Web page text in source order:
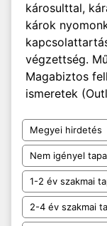
károsulttal,
károk
végzettség.
Magabiztos
ismeretek
Megyei hirdetés
Nem igényel
1-2 év szakmai
2-4 év szakmai